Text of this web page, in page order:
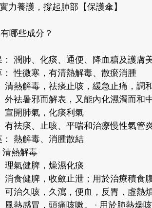
力養護，撐起肺部【保護傘】
哪些成分？
潤肺、化痰、通便、降血糖及護膚
性微寒，有清熱解毒、散瘀消腫
清熱解毒，祛痰止咳，緩急止痛，調
外袪暑邪而解表，又能內化濕濁而和
宣開肺氣，化痰利氣
有祛痰、止咳、平喘和治療慢性氣管
熱解毒、消腫散結
熱解毒
理氣健脾，燥濕化痰
消食健脾，收斂止泄；用於治療積食
可治久咳，久瀉，便血，反胃，虛熱
風熱感冒，頭痛咳嗽。 · 用於肺熱燥咳